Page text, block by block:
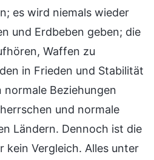
es wird niemals wieder
und Erdbeben geben; die
Waffen zu
in Frieden und Stabilität
normale Beziehungen
und normale
Ländern. Dennoch ist die
kein Vergleich. Alles unter